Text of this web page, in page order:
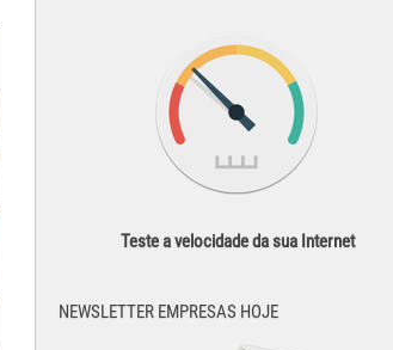
Teste a velocidade da sua Internet
NEWSLETTER EMPRESAS HOJE